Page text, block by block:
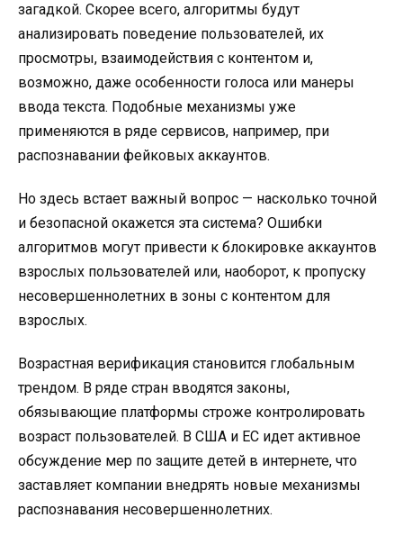
загадкой. Скорее всего, алгоритмы будут
анализировать поведение пользователей, их
просмотры, взаимодействия с контентом и,
возможно, даже особенности голоса или манеры
ввода текста. Подобные механизмы уже
применяются в ряде сервисов, например, при
распознавании фейковых аккаунтов.
Но здесь встает важный вопрос — насколько точной
и безопасной окажется эта система? Ошибки
алгоритмов могут привести к блокировке аккаунтов
взрослых пользователей или, наоборот, к пропуску
несовершеннолетних в зоны с контентом для
взрослых.
Возрастная верификация становится глобальным
трендом. В ряде стран вводятся законы,
обязывающие платформы строже контролировать
возраст пользователей. В США и ЕС идет активное
обсуждение мер по защите детей в интернете, что
заставляет компании внедрять новые механизмы
распознавания несовершеннолетних.